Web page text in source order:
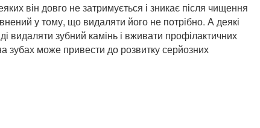
він довго не затримується і зникає після чищення
у тому, що видаляти його не потрібно. А деякі
видаляти зубний камінь і вживати профілактичних
зубах може привести до розвитку серйозних